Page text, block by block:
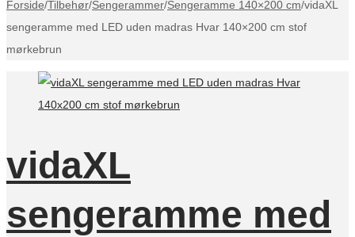
Forside/Tilbehør/Sengerammer/Sengeramme 140×200 cm/vidaXL
sengeramme med LED uden madras Hvar 140×200 cm stof
mørkebrun
vidaXL
sengeramme med